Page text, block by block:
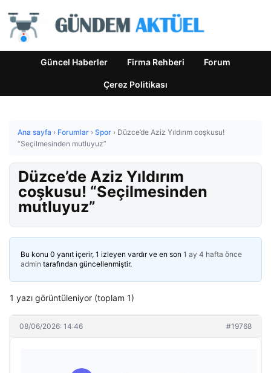
Güncel Haberler Firma Rehberi Forum
Çerez Politikası
Ana sayfa › Forumlar › Spor › Düzce’de Aziz Yıldırım coşkusu!
“Seçilmesinden mutluyuz”
Düzce’de Aziz Yıldırım
coşkusu! “Seçilmesinden
mutluyuz”
Bu konu 0 yanıt içerir, 1 izleyen vardır ve en son 1 ay 4 hafta önce
admin tarafından güncellenmiştir.
1 yazı görüntüleniyor (toplam 1)
08/06/2026: 14:46 #19768